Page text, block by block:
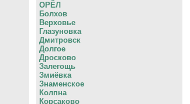
ОРЁЛ
Болхов
Верховье
Глазуновка
Дмитровск
Долгое
Дросково
Залегощь
Змиёвка
Знаменское
Колпна
Корсаково